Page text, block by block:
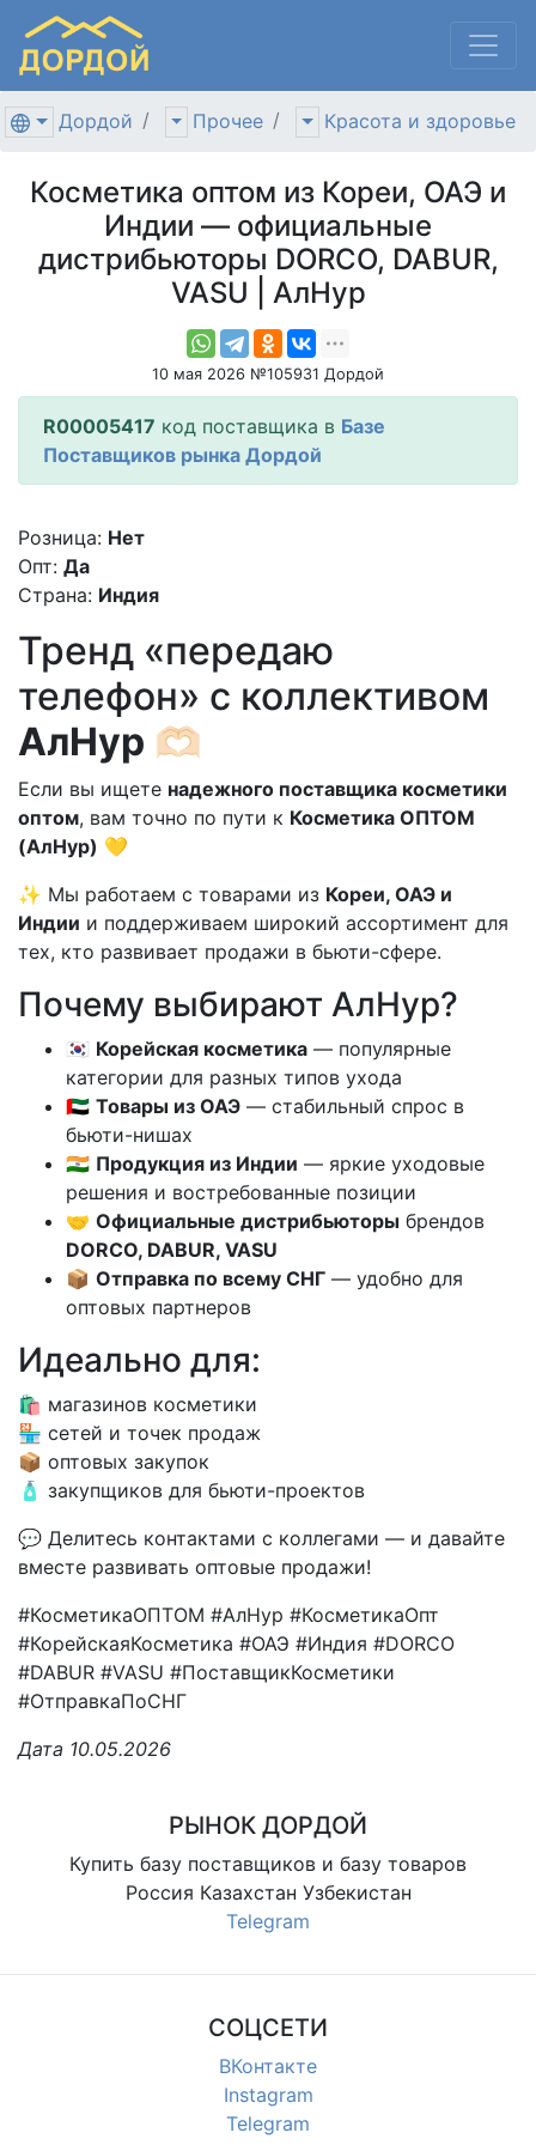
Дордой Прочее Красота и здоровье
Косметика оптом из Кореи, ОАЭ и
Индии — официальные
дистрибьюторы DORCO, DABUR,
VASU | АлНур
10 мая 2026 №105931 Дордой
R00005417 код поставщика в Базе
Поставщиков рынка Дордой
Розница: Нет
Опт: Да
Страна: Индия
Тренд «передаю
телефон» с коллективом
АлНур 🫶🏻
Если вы ищете надежного поставщика косметики
оптом, вам точно по пути к Косметика ОПТОМ
(АлНур) 💛
✨ Мы работаем с товарами из Кореи, ОАЭ и
Индии и поддерживаем широкий ассортимент для
тех, кто развивает продажи в бьюти-сфере.
Почему выбирают АлНур?
🇰🇷 Корейская косметика — популярные
категории для разных типов ухода
🇦🇪 Товары из ОАЭ — стабильный спрос в
бьюти-нишах
🇮🇳 Продукция из Индии — яркие уходовые
решения и востребованные позиции
🤝 Официальные дистрибьюторы брендов
DORCO, DABUR, VASU
📦 Отправка по всему СНГ — удобно для
оптовых партнеров
Идеально для:
🛍️ магазинов косметики
🏪 сетей и точек продаж
📦 оптовых закупок
🧴 закупщиков для бьюти-проектов
💬 Делитесь контактами с коллегами — и давайте
вместе развивать оптовые продажи!
#КосметикаОПТОМ #АлНур #КосметикаОпт
#КорейскаяКосметика #ОАЭ #Индия #DORCO
#DABUR #VASU #ПоставщикКосметики
#ОтправкаПоСНГ
Дата 10.05.2026
РЫНОК ДОРДОЙ
Купить базу поставщиков и базу товаров
Россия Казахстан Узбекистан
Telegram
СОЦСЕТИ
ВКонтакте
Instagram
Telegram